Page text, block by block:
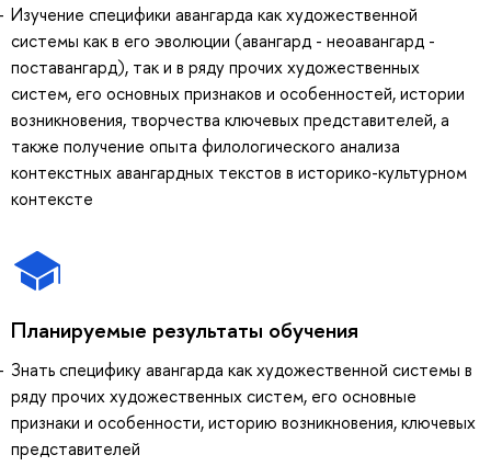
Изучение специфики авангарда как художественной
системы как в его эволюции (авангард - неоавангард -
поставангард), так и в ряду прочих художественных
систем, его основных признаков и особенностей, истории
возникновения, творчества ключевых представителей, а
также получение опыта филологического анализа
контекстных авангардных текстов в историко-культурном
контексте
Планируемые результаты обучения
Знать специфику авангарда как художественной системы в
ряду прочих художественных систем, его основные
признаки и особенности, историю возникновения, ключевых
представителей